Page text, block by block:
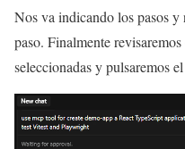
Nos va indicando los pasos
paso. Finalmente
seleccionadas y pulsaremos el